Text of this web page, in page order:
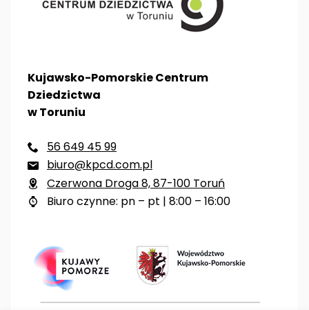
Kujawsko-Pomorskie Centrum
Dziedzictwa
w Toruniu
 56 649 45 99
 biuro@kpcd.com.pl
 Czerwona Droga 8, 87-100 Toruń
 Biuro czynne: pn – pt | 8:00 – 16:00